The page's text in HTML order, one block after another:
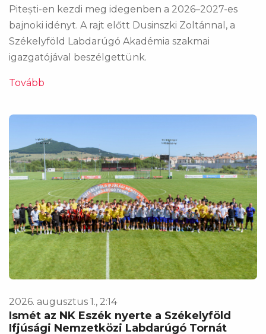
Pitești-en kezdi meg idegenben a 2026–2027-es
bajnoki idényt. A rajt előtt Dusinszki Zoltánnal, a
Székelyföld Labdarúgó Akadémia szakmai
igazgatójával beszélgettünk.
Tovább
2026. augusztus 1., 2:14
Ismét az NK Eszék nyerte a Székelyföld
Ifjúsági Nemzetközi Labdarúgó Tornát